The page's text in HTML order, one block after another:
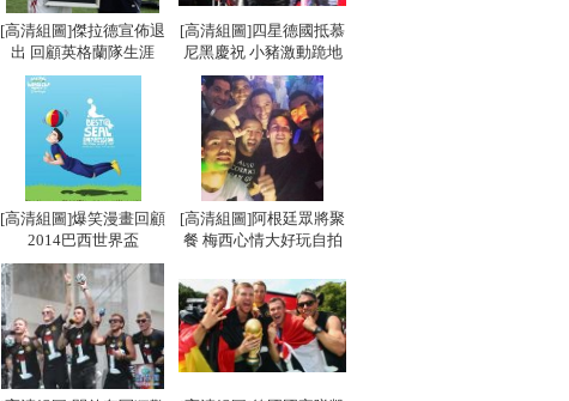
[高清組圖]傑拉德宣佈退
出 回顧英格蘭隊生涯
[高清組圖]四星德國抵慕
尼黑慶祝 小豬激動跪地
[高清組圖]爆笑漫畫回顧
2014巴西世界盃
[高清組圖]阿根廷眾將聚
餐 梅西心情大好玩自拍